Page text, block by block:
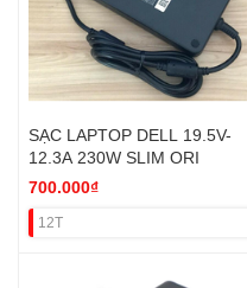
SẠC LAPTOP DELL 19.5V-
12.3A 230W SLIM ORI
700.000₫
12T